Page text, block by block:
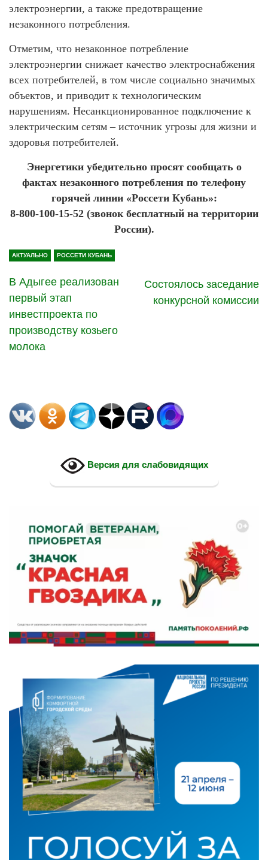
электроэнергии, а также предотвращение
незаконного потребления.
Отметим, что незаконное потребление
электроэнергии снижает качество электроснабжения
всех потребителей, в том числе социально значимых
объектов, и приводит к технологическим
нарушениям. Несанкционированное подключение к
электрическим сетям – источник угрозы для жизни и
здоровья потребителей.
Энергетики убедительно просят сообщать о
фактах незаконного потребления по телефону
горячей линии «Россети Кубань»:
8-800-100-15-52 (звонок бесплатный на территории
России).
АКТУАЛЬНО РОССЕТИ КУБАНЬ
В Адыгее реализован
первый этап
инвестпроекта по
производству козьего
молока
Состоялось заседание
конкурсной комиссии
Версия для слабовидящих